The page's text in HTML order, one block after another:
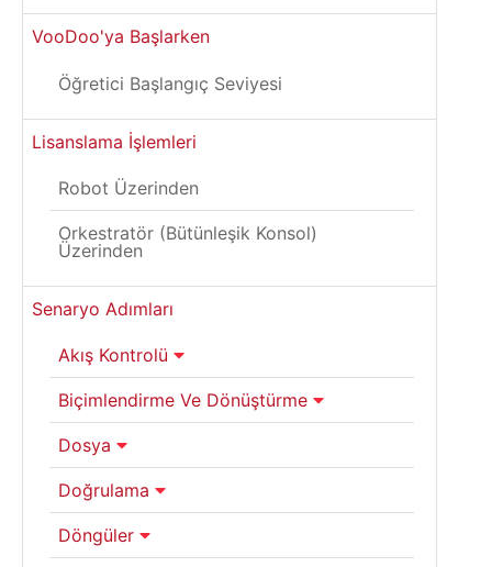
VooDoo'ya Başlarken
Öğretici Başlangıç Seviyesi
Lisanslama İşlemleri
Robot Üzerinden
Orkestratör (Bütünleşik Konsol)
Üzerinden
Senaryo Adımları
Akış Kontrolü
Biçimlendirme Ve Dönüştürme
Dosya
Doğrulama
Döngüler